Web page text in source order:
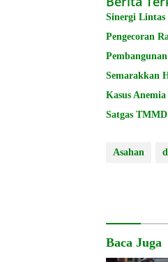
Sinergi Lintas
Pengecoran
Semarakkan
Kasus
Satgas
Asahan
Baca Juga